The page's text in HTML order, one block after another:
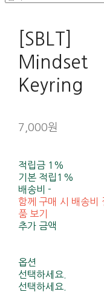
[SBLT]
Mindset
Keyring
7,000원
적립금 1%
기본 적립 1%
배송비-
함께 구매 시 배송비
품 보기
추가 금액
옵션
선택하세요.
선택하세요.